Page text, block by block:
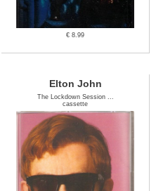
€ 8.99
Elton John
The Lockdown Session ...
cassette